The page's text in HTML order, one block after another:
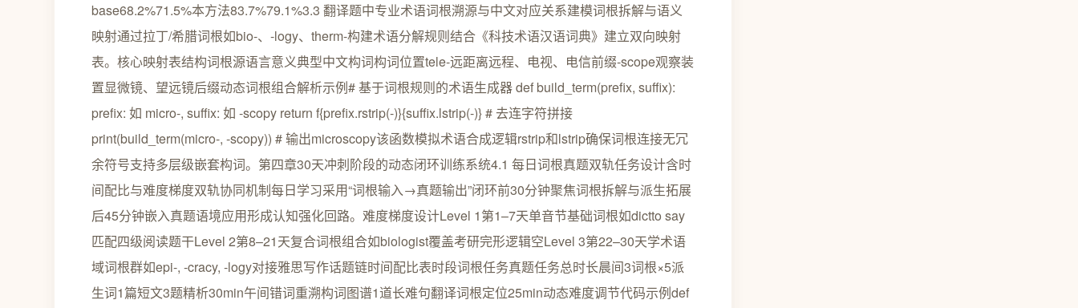
base68.2%71.5%本方法83.7%79.1%3.3 翻译题中专业术语词根溯源与中文对应关系建模词根拆解与语义
映射通过拉丁/希腊词根如bio-、-logy、therm-构建术语分解规则结合《科技术语汉语词典》建立双向映射
表。核心映射表结构词根源语言意义典型中文构词构词位置tele-远距离远程、电视、电信前缀-scope观察装
置显微镜、望远镜后缀动态词根组合解析示例# 基于词根规则的术语生成器 def build_term(prefix, suffix):
prefix: 如 micro-, suffix: 如 -scopy return f{prefix.rstrip(-)}{suffix.lstrip(-)} # 去连字符拼接
print(build_term(micro-, -scopy)) # 输出microscopy该函数模拟术语合成逻辑rstrip和lstrip确保词根连接无冗
余符号支持多层级嵌套构词。第四章30天冲刺阶段的动态闭环训练系统4.1 每日词根真题双轨任务设计含时
间配比与难度梯度双轨协同机制每日学习采用“词根输入→真题输出”闭环前30分钟聚焦词根拆解与派生拓展
后45分钟嵌入真题语境应用形成认知强化回路。难度梯度设计Level 1第1–7天单音节基础词根如dictto say
匹配四级阅读题干Level 2第8–21天复合词根组合如biologist覆盖考研完形逻辑空Level 3第22–30天学术语
域词根群如epi-, -cracy, -logy对接雅思写作话题链时间配比表时段词根任务真题任务总时长晨间3词根×5派
生词1篇短文3题精析30min午间错词重溯构词图谱1道长难句翻译词根定位25min动态难度调节代码示例def